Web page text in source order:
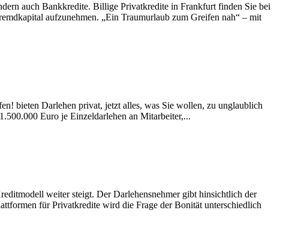
auch Bankkredite. Billige Privatkredite in Frankfurt finden Sie bei
aufzunehmen. „Ein Traumurlaub zum Greifen nah“ – mit
bieten Darlehen privat, jetzt alles, was Sie wollen, zu unglaublich
Euro je Einzeldarlehen an Mitarbeiter,...
weiter steigt. Der Darlehensnehmer gibt hinsichtlich der
für Privatkredite wird die Frage der Bonität unterschiedlich